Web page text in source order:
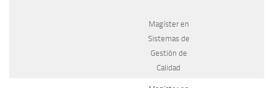
Magíster en
Sistemas de
Gestión de
Calidad